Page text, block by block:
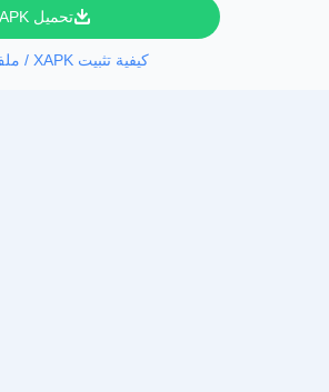
تحميل APK
كيفية تثبيت XAPK / ملف APK